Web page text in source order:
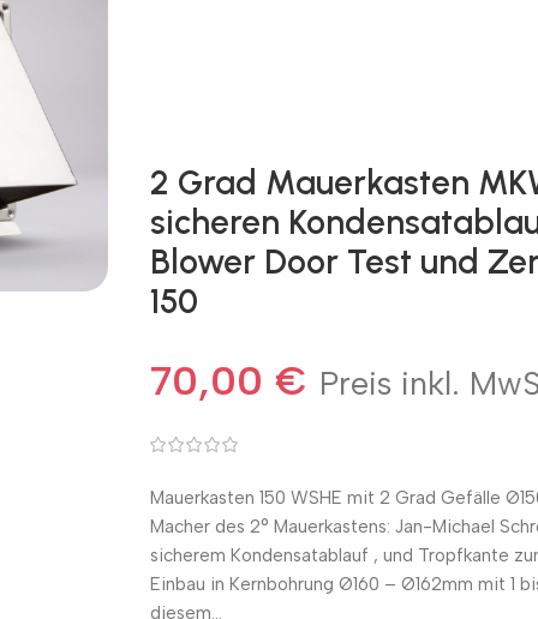
2 Grad Mauerkasten
sicheren
Blower Door Test und
150
70,00 € Preis inkl.
Mauerkasten 150 WSHE mit 2 Grad Gefälle
Macher des 2° Mauerkastens: Jan-Michael
sicherem Kondensatablauf , und Tropfkante
Einbau in Kernbohrung Ø160 – Ø162mm mit 1
diesem…